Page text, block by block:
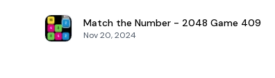
Match the Number - 2048 Game 409
Nov 20, 2024